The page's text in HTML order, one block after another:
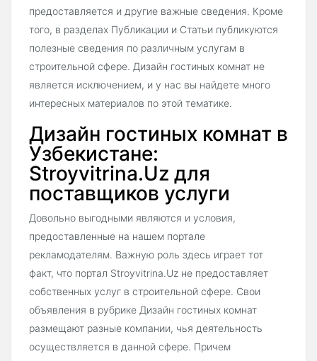
предоставляется и другие важные сведения. Кроме
того, в разделах Публикации и Статьи публикуются
полезные сведения по различным услугам в
строительной сфере. Дизайн гостиных комнат не
является исключением, и у нас вы найдете много
интересных материалов по этой тематике.
Дизайн гостиных комнат в
Узбекистане:
Stroyvitrina.Uz для
поставщиков услуги
Довольно выгодными являются и условия,
предоставленные на нашем портале
рекламодателям. Важную роль здесь играет тот
факт, что портал Stroyvitrina.Uz не предоставляет
собственных услуг в строительной сфере. Свои
объявления в рубрике Дизайн гостиных комнат
размещают разные компании, чья деятельность
осуществляется в данной сфере. Причем